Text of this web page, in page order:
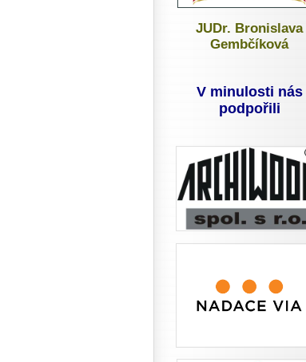
JUDr. Bronislava
Gembčíková
V minulosti nás
podpořili